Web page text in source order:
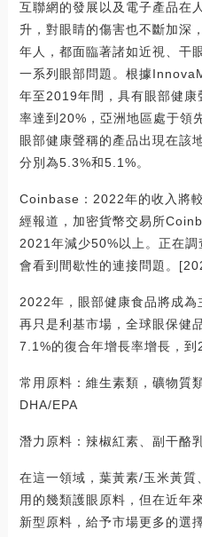
互聯網的發展以及電子產品在
升，對眼睛的傷害也不斷加深
年人，都面臨著諸如近視、干
一系列眼部問題。根據
年至2019年間，具有眼部健
率達到20%，亞洲地區處于領
眼部健康聲稱的產品出現在該
分別為5.3%和5.1%。
Coinbase：2022年的收入將
經報道，加密貨幣交易所
2021年減少50%以上。正在
會看到間歇性的連接問題。
2022年，眼部健康食品將成為
再只是利基市場，全球眼保健
7.1%的復合年增長率增長，到
常用原料：維生素類，礦物質
DHA/EPA
潛力原料：辣椒紅素、副干酪
在這一領域，葉黃素/玉米黃質
用的幾類護眼原料，但在近年
新型原料，給予市場更多的選擇